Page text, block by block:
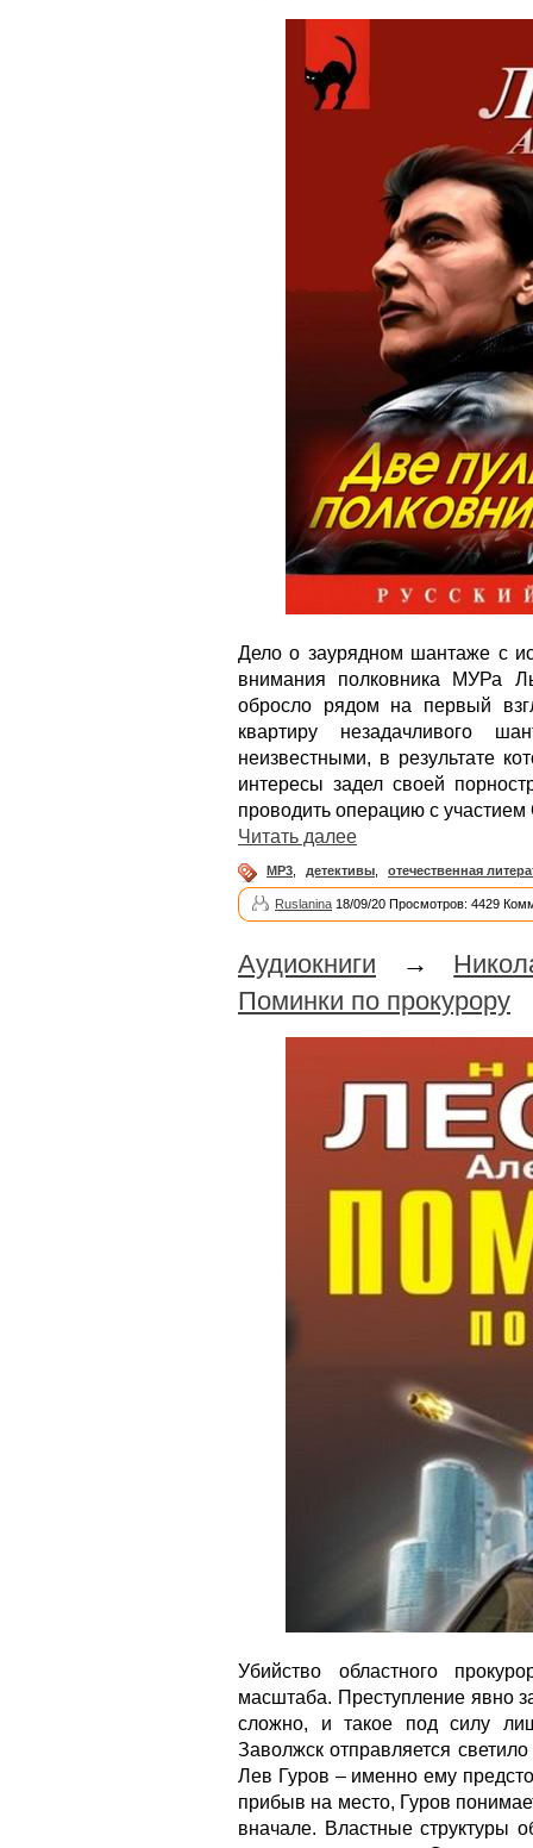
Дело о заурядном шантаже с
внимания полковника МУРа
обросло рядом на первый
квартиру незадачливого
неизвестными, в результате
интересы задел своей
проводить операцию с
Читать далее
MP3, детективы, отечественная
Ruslanina 18/09/20 Просмотров: 4429
Аудиокниги →
Поминки по прокурору
Убийство областного
масштаба. Преступление явно
сложно, и такое под силу
Заволжск отправляется
Лев Гуров – именно ему
прибыв на место, Гуров
вначале. Властные структуры